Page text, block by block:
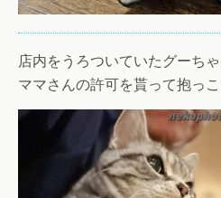
店内をうろついていたグーち
ママさんの許可を貰って抱っ